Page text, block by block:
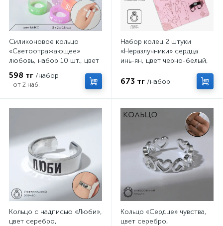
Силиконовое кольцо
«Светоотражающее»
любовь, набор 10 шт., цвет
598 тг /набор
от 2 наб.
Набор колец 2 штуки
«Неразлучники» сердца
инь-ян, цвет чёрно-белый,
673 тг /набор
Кольцо с надписью «Люби»,
цвет серебро,
Кольцо «Сердце» чувства,
цвет серебро,